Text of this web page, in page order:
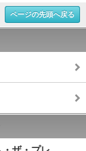
ページの先頭へ戻る